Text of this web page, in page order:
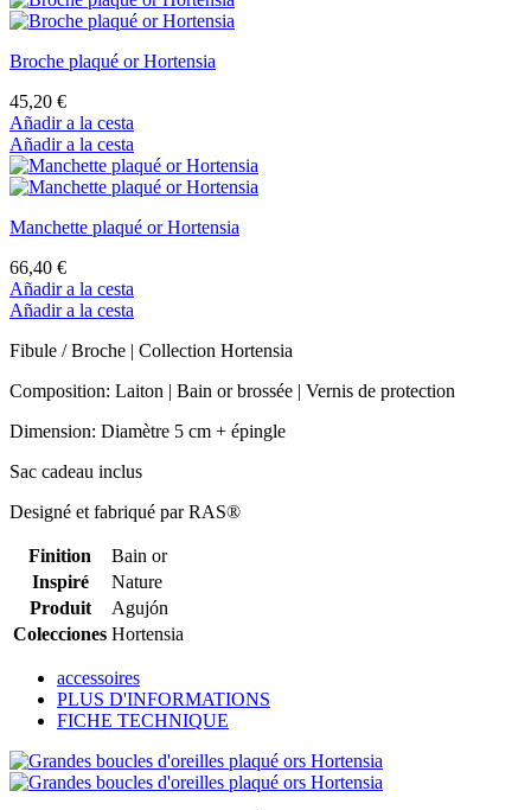
Broche plaqué or Hortensia
45,20 €
Añadir a la cesta
Añadir a la cesta
Manchette plaqué or Hortensia
66,40 €
Añadir a la cesta
Añadir a la cesta
Fibule / Broche | Collection Hortensia
Composition: Laiton | Bain or brossée | Vernis de protection
Dimension: Diamètre 5 cm + épingle
Sac cadeau inclus
Designé et fabriqué par RAS®
Finition
Bain or
Inspiré
Nature
Produit
Agujón
Colecciones Hortensia
accessoires
PLUS D'INFORMATIONS
FICHE TECHNIQUE